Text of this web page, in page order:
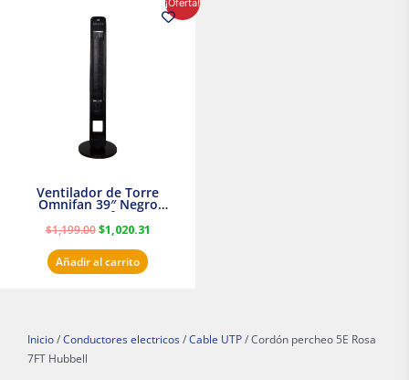
Ventilador de Torre
Omnifan 39″ Negro
Masterfan
$1,199.00
original
era:
$1,020.31
precio
actual
Añadir al carrito
Inicio / Conductores electricos / Cable UTP / Cordón percheo 5E Rosa
7FT Hubbell